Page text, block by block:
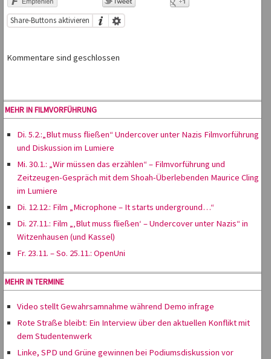
Share-Buttons aktivieren
Kommentare sind geschlossen
MEHR IN FILMVORFÜHRUNG
Di. 5.2.:„Blut muss fließen“ Undercover unter Nazis Filmvorführung
und Diskussion im Lumiere
Mi. 30.1.: „Wir müssen das erzählen“ – Filmvorführung und
Zeitzeugen-Gespräch mit dem Shoah-Überlebenden Maurice Cling
im Lumiere
Di. 12.12.: Film „Microphone – It starts underground…“
Di. 27.11.: Film „‚Blut muss fließen‘ – Undercover unter Nazis“ in
Witzenhausen (und Kassel)
Fr. 23.11. – So. 25.11.: OpenUni
MEHR IN TERMINE
Video stellt Gewahrsamnahme während Demo infrage
Rote Straße bleibt: Ein Interview über den aktuellen Konflikt mit
dem Studentenwerk
Linke, SPD und Grüne gewinnen bei Podiumsdiskussion vor